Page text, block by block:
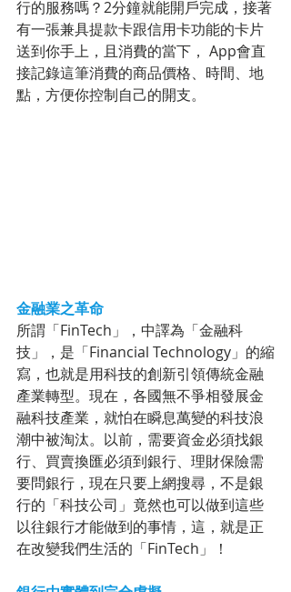
行的服務嗎？2分鐘就能開戶完成，接著
有一張兼具提款卡跟信用卡功能的卡片
送到你手上，且消費的當下， App會直
接記錄這筆消費的商品價格、時間、地
點，方便你控制自己的開支。
金融業之革命
所謂「FinTech」，中譯為「金融科
技」，是「Financial Technology」的縮
寫，也就是用科技的創新引領傳統金融
產業轉型。現在，各國無不爭相發展金
融科技產業，就怕在瞬息萬變的科技浪
潮中被淘汰。以前，需要資金必須找銀
行、買賣換匯必須到銀行、理財保險需
要問銀行，現在只要上網搜尋，不是銀
行的「科技公司」竟然也可以做到這些
以往銀行才能做到的事情，這，就是正
在改變我們生活的「FinTech」！